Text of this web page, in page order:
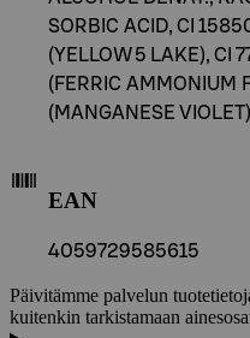
SORBIC ACID, CI
(YELLOW 5 LAKE), CI
(FERRIC AMMONIUM
(MANGANESE
EAN
4059729585615
Päivitämme palvelun
kuitenkin tarkistamaan